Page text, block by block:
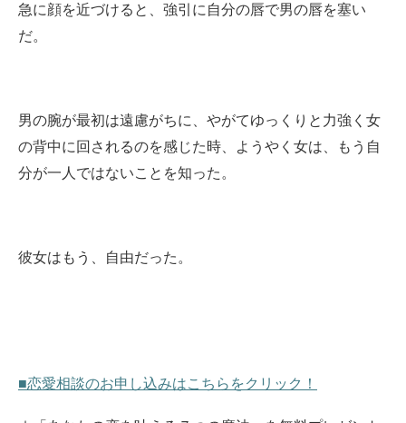
急に顔を近づけると、強引に自分の唇で男の唇を塞い
だ。
男の腕が最初は遠慮がちに、やがてゆっくりと力強く女
の背中に回されるのを感じた時、ようやく女は、もう自
分が一人ではないことを知った。
彼女はもう、自由だった。
■恋愛相談のお申し込みはこちらをクリック！